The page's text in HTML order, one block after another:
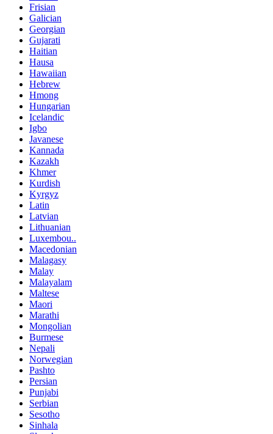
Frisian
Galician
Georgian
Gujarati
Haitian
Hausa
Hawaiian
Hebrew
Hmong
Hungarian
Icelandic
Igbo
Javanese
Kannada
Kazakh
Khmer
Kurdish
Kyrgyz
Latin
Latvian
Lithuanian
Luxembou..
Macedonian
Malagasy
Malay
Malayalam
Maltese
Maori
Marathi
Mongolian
Burmese
Nepali
Norwegian
Pashto
Persian
Punjabi
Serbian
Sesotho
Sinhala